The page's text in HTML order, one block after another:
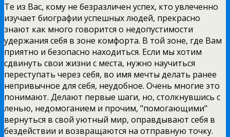
Те из Вас, кому не безразличен успех, кто увлеченно
изучает биографии успешных людей, прекрасно
знают как много говорится о недопустимости
удержания себя в зоне комфорта. В той зоне, где Вам
приятно и безопасно находиться. Если мы хотим
сдвинуть свои жизни с места, нужно научиться
переступать через себя, во имя мечты делать ранее
непривычное для себя, неудобное. Очень многие это
понимают. Делают первые шаги, но, столкнувшись с
ленью, недомоганием и прочим, "помогающими"
вернуться в свой уютный мир, оправдывают себя в
бездействии и возвращаются на отправную точку.